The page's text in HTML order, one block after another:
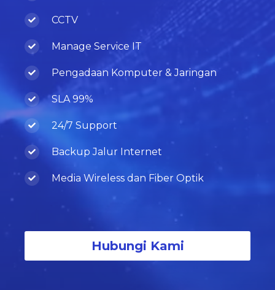
CCTV
Manage Service IT
Pengadaan Komputer & Jaringan
SLA 99%
24/7 Support
Backup Jalur Internet
Media Wireless dan Fiber Optik
Hubungi Kami